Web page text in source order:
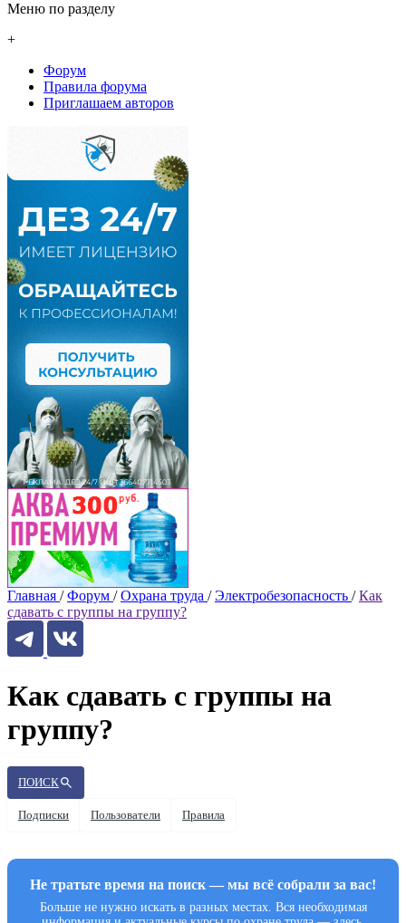
Меню по разделу
+
Форум
Правила форума
Приглашаем авторов
Главная / Форум / Охрана труда / Электробезопасность / Как
сдавать с группы на группу?
Как сдавать с группы на
группу?
ПОИСК
Подписки Пользователи Правила
Не тратьте время на поиск — мы всё собрали за вас!
Больше не нужно искать в разных местах. Вся необходимая